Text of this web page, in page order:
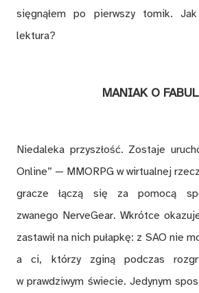
sięgnąłem po pierwszy tomik.
lektura?
MANIAK O
Niedaleka przyszłość. Zostaje
Online” — MMORPG w wirtualnej
gracze łączą się za pomocą
zwanego NerveGear. Wkrótce
zastawił na nich pułapkę: z SAO nie
a ci, którzy zginą podczas
w prawdziwym świecie. Jedynym